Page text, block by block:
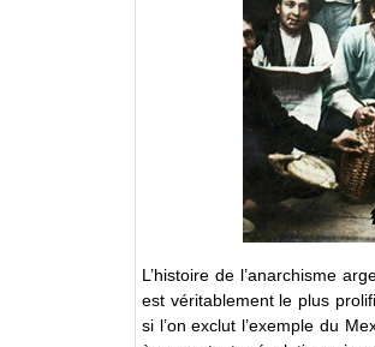
L’histoire de l’anarchisme
est véritablement le plus
si l’on exclut l’exemple du